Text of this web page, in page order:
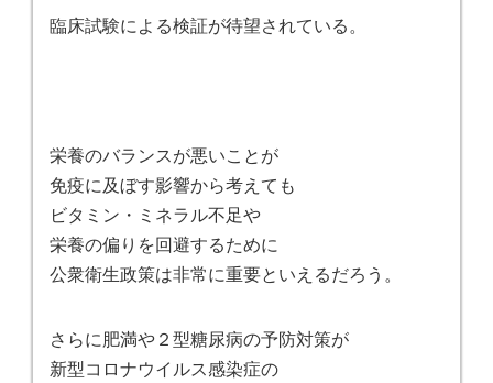
臨床試験による検証が待望されている。
栄養のバランスが悪いことが
免疫に及ぼす影響から考えても
ビタミン・ミネラル不足や
栄養の偏りを回避するために
公衆衛生政策は非常に重要といえるだろう。
さらに肥満や２型糖尿病の予防対策が
新型コロナウイルス感染症の